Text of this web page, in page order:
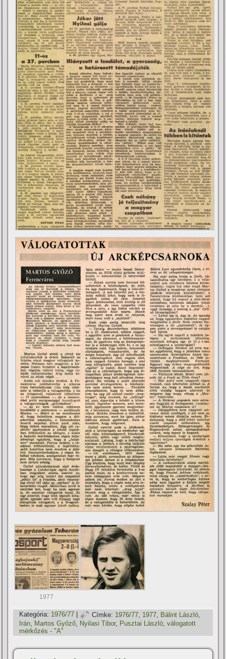
1977
Kategória: 1976/77 | Címke: 1976/77 1977 Bálint László
Irán, Martos Győző, Nyilasi Tibor, Pusztai László,válogatott
mérkőzés - "A"